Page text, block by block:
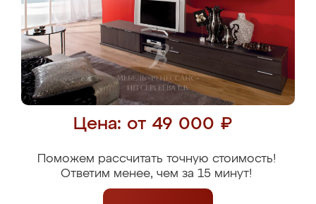
Цена: от 49 000 ₽
Поможем рассчитать точную стоимость!
Ответим менее, чем за 15 минут!